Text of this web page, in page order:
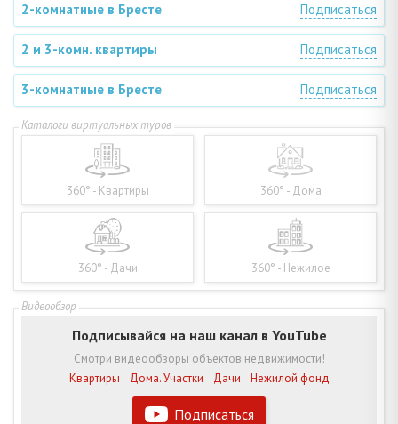
2-комнатные в Бресте Подписаться
2 и 3-комн. квартиры Подписаться
3-комнатные в Бресте Подписаться
360° - Квартиры 360° - Дома
360° - Дачи 360° - Нежилое
Подписаться
Подписывайся на наш канал в YouTube
Смотри видеообзоры объектов недвижимости!
Квартиры
Дома. Участки Дачи Нежилой фонд